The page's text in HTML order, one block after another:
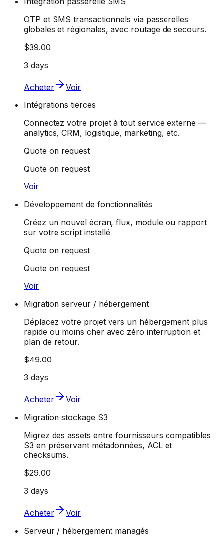
OTP et SMS transactionnels via passerelles
globales et régionales, avec routage de secours.
$39.00
3 days
Acheter
Voir
Intégrations tierces
Connectez votre projet à tout service externe —
analytics, CRM, logistique, marketing, etc.
Quote on request
Quote on request
Voir
Développement de fonctionnalités
Créez un nouvel écran, flux, module ou rapport
sur votre script installé.
Quote on request
Quote on request
Voir
Migration serveur / hébergement
Déplacez votre projet vers un hébergement plus
rapide ou moins cher avec zéro interruption et
plan de retour.
$49.00
3 days
Acheter
Voir
Migration stockage S3
Migrez des assets entre fournisseurs compatibles
S3 en préservant métadonnées, ACL et
checksums.
$29.00
3 days
Acheter
Voir
Serveur / hébergement managés